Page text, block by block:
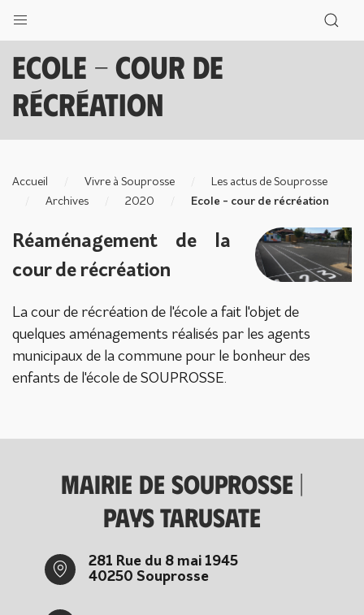
Ecole - cour de
récréation
Accueil Vivre à Souprosse
Les actus de Souprosse
Archives
2020 Ecole - cour de récréation
Réaménagement de la
cour de récréation
La cour de récréation de l'école a fait l'objet de
quelques aménagements réalisés par les agents
municipaux de la commune pour le bonheur des
enfants de l'école de SOUPROSSE.
Mairie de Souprosse |
Pays tarusate
281 Rue du 8 mai 1945
40250 Souprosse